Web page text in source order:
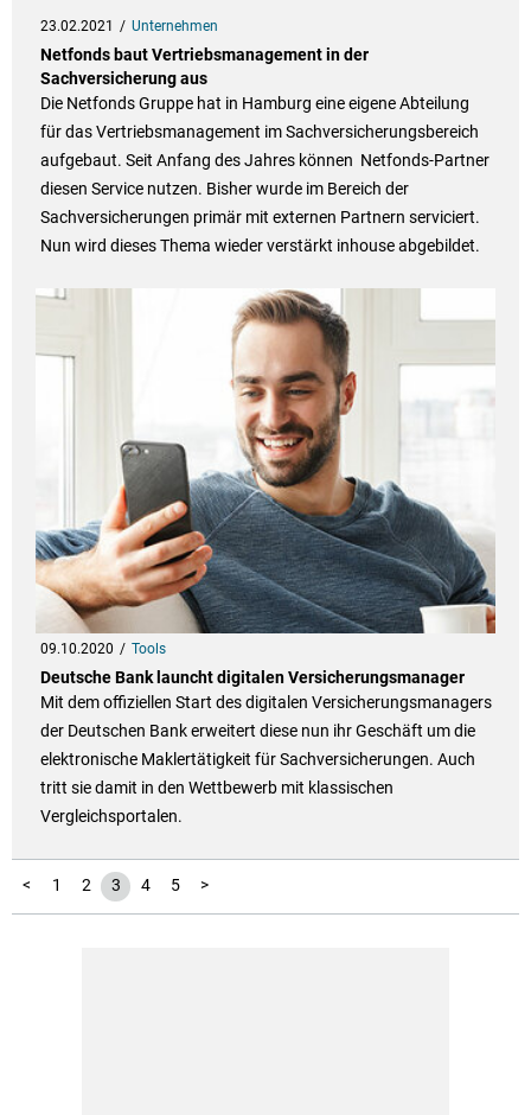
23.02.2021 Unternehmen
Netfonds baut Vertriebsmanagement in der
Sachversicherung aus
Die Netfonds Gruppe hat in Hamburg eine eigene Abteilung
für das Vertriebsmanagement im Sachversicherungsbereich
aufgebaut. Seit Anfang des Jahres können Netfonds-Partner
diesen Service nutzen. Bisher wurde im Bereich der
Sachversicherungen primär mit externen Partnern serviciert.
Nun wird dieses Thema wieder verstärkt inhouse abgebildet.
09.10.2020 Tools
Deutsche Bank launcht digitalen Versicherungsmanager
Mit dem offiziellen Start des digitalen Versicherungsmanagers
der Deutschen Bank erweitert diese nun ihr Geschäft um die
elektronische Maklertätigkeit für Sachversicherungen. Auch
tritt sie damit in den Wettbewerb mit klassischen
Vergleichsportalen.
< 1 2 3 4 5 >